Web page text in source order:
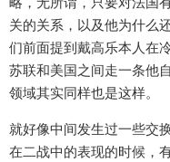
关的关系，以及他为什么
们前面提到戴高乐本人在
苏联和美国之间走一条他
领域其实同样也是这样。
就好像中间发生过一些交
在二战中的表现的时候，